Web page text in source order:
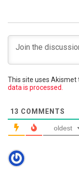
This site uses Akismet
data is processed.
13 COMMENTS
oldest